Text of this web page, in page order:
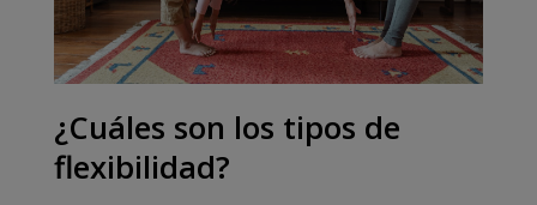
¿Cuáles son los tipos de
flexibilidad?